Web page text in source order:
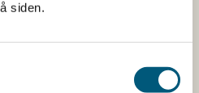
siden.
mad. Vi står bag De